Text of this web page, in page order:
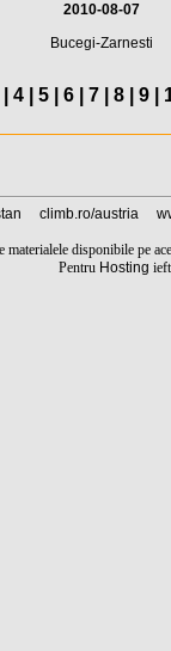
2010-08-07
Bucegi-Zarnesti
4| 5| 6| 7| 8| 9|
climb.ro/austria
materialele disponibile pe
Pentru Hosting